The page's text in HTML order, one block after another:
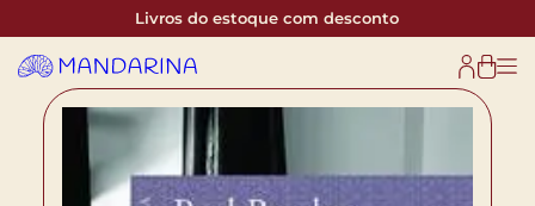
Livros do estoque com desconto